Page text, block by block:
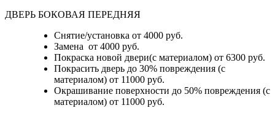
ДВЕРЬ БОКОВАЯ ПЕРЕДНЯЯ
Снятие/установка от 4000 руб.
Замена от 4000 руб.
Покраска новой двери(с материалом) от 6300 руб.
Покрасить дверь до 30% повреждения (с
материалом) от 11000 руб.
Окрашивание поверхности до 50% повреждения (с
материалом) от 11000 руб.